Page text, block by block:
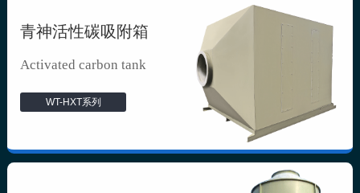
青神活性碳吸附箱
Activated carbon tank
WT-HXT系列